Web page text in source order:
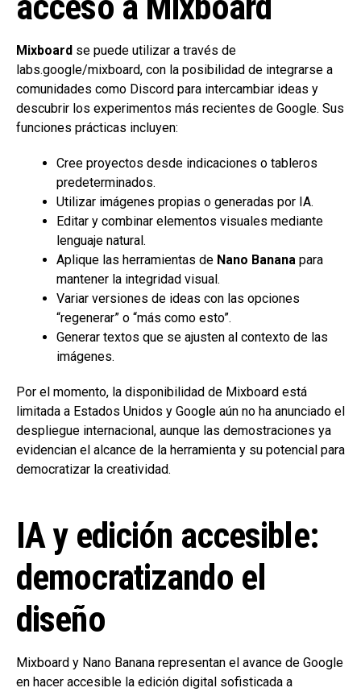
Mixboard se puede utilizar a través de
labs.google/mixboard, con la posibilidad de integrarse a
comunidades como Discord para intercambiar ideas y
descubrir los experimentos más recientes de Google. Sus
funciones prácticas incluyen:
Cree proyectos desde indicaciones o tableros
predeterminados.
Utilizar imágenes propias o generadas por IA.
Editar y combinar elementos visuales mediante
lenguaje natural.
Aplique las herramientas de Nano Banana para
mantener la integridad visual.
Variar versiones de ideas con las opciones
“regenerar” o “más como esto”.
Generar textos que se ajusten al contexto de las
imágenes.
Por el momento, la disponibilidad de Mixboard está
limitada a Estados Unidos y Google aún no ha anunciado el
despliegue internacional, aunque las demostraciones ya
evidencian el alcance de la herramienta y su potencial para
democratizar la creatividad.
IA y edición accesible:
democratizando el
diseño
Mixboard y Nano Banana representan el avance de Google
en hacer accesible la edición digital sofisticada a